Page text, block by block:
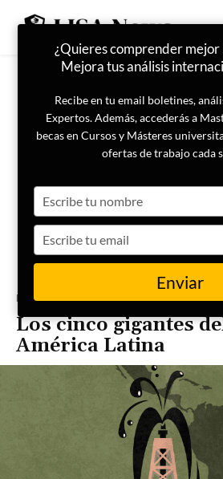
Portada Internacional
Los cinco gigantes
América Latina
¿Quieres comprender mejor
Mejora tus análisis
Recibe en tu email boletines,
Expertos. Además, accederás a
becas en Cursos y Másteres
ofertas de trabajo cada
your
name
your
email
Enviar